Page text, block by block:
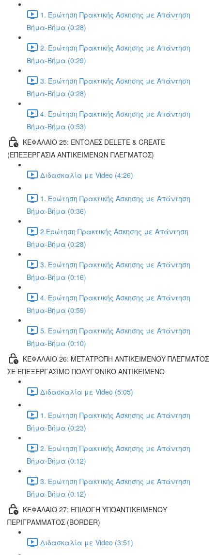
1. Ερώτηση Πρακτικής Άσκησης με Απάντηση
Βήμα-Βήμα (0:28)
2. Ερώτηση Πρακτικής Άσκησης με Απάντηση
Βήμα-Βήμα (0:29)
3. Ερώτηση Πρακτικής Άσκησης με Απάντηση
Βήμα-Βήμα (0:28)
4. Ερώτηση Πρακτικής Άσκησης με Απάντηση
Βήμα-Βήμα (0:53)
ΚΕΦΑΛΑΙΟ 25: ΕΝΤΟΛΕΣ DELETE & CREATE
(ΕΠΕΞΕΡΓΑΣΙΑ ΑΝΤΙΚΕΙΜΕΝΩΝ ΠΛΕΓΜΑΤΟΣ)
Διδασκαλία με Video (4:26)
1. Ερώτηση Πρακτικής Άσκησης με Απάντηση
Βήμα-Βήμα (0:36)
2.Ερώτηση Πρακτικής Άσκησης με Απάντηση
Βήμα-Βήμα (0:28)
3. Ερώτηση Πρακτικής Άσκησης με Απάντηση
Βήμα-Βήμα (0:16)
4. Ερώτηση Πρακτικής Άσκησης με Απάντηση
Βήμα-Βήμα (0:59)
5. Ερώτηση Πρακτικής Άσκησης με Απάντηση
Βήμα-Βήμα (0:10)
ΚΕΦΑΛΑΙΟ 26: ΜΕΤΑΤΡΟΠΗ ΑΝΤΙΚΕΙΜΕΝΟΥ ΠΛΕΓΜΑΤΟΣ
ΣΕ ΕΠΕΞΕΡΓΑΣΙΜΟ ΠΟΛΥΓΩΝΙΚΟ ΑΝΤΙΚΕΙΜΕΝΟ
Διδασκαλία με Video (5:05)
1. Ερώτηση Πρακτικής Άσκησης με Απάντηση
Βήμα-Βήμα (0:23)
2. Ερώτηση Πρακτικής Άσκησης με Απάντηση
Βήμα-Βήμα (0:12)
3. Ερώτηση Πρακτικής Άσκησης με Απάντηση
Βήμα-Βήμα (0:12)
ΚΕΦΑΛΑΙΟ 27: ΕΠΙΛΟΓΗ ΥΠΟΑΝΤΙΚΕΙΜΕΝΟΥ
ΠΕΡΙΓΡΑΜΜΑΤΟΣ (BORDER)
Διδασκαλία με Video (3:51)